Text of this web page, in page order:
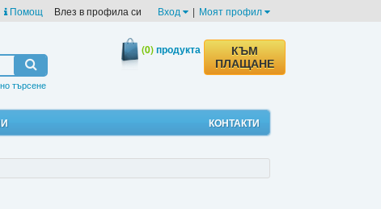
Помощ Влез в профила си Вход | Моят профил
търсене
(0)продукта
КЪМ
ПЛАЩАНЕ
КОНТАКТИ